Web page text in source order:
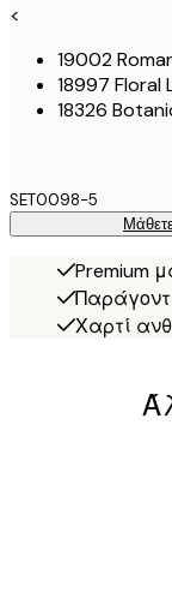
<
19002
18997 Floral
18326
SET0098-5
Premium
Χαρτί